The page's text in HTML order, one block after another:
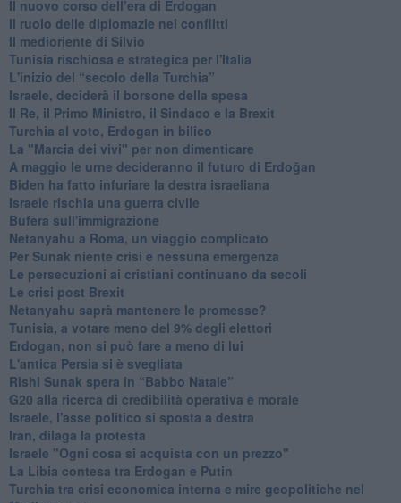
​Il nuovo corso dell’era di Erdogan
Il ruolo delle diplomazie nei conflitti
Il medioriente di Silvio
Tunisia rischiosa e strategica per l'Italia
L'inizio del “secolo della Turchia”
Israele, deciderà il borsone della spesa
Il Re, il Primo Ministro, il Sindaco e la Brexit
Turchia al voto, Erdogan in bilico
La "Marcia dei vivi" per non dimenticare
A maggio le urne decideranno il futuro di Erdoğan
Biden ha fatto infuriare la destra israeliana
Israele rischia una guerra civile
Bufera sull'immigrazione
Netanyahu a Roma, un viaggio complicato
Per Sunak niente crisi e nessuna emergenza
Le persecuzioni ai cristiani continuano da secoli
Le crisi post Brexit
Netanyahu saprà mantenere le promesse?
Tunisia, a votare meno del 9% degli elettori
Erdogan, non si può fare a meno di lui
L'antica Persia si è svegliata
Rishi Sunak spera in “Babbo Natale”
G20 alla ricerca di credibilità operativa e morale
Israele, l'asse politico si sposta a destra
Iran, dilaga la protesta
Israele "Ogni cosa si acquista con un prezzo"
La Libia contesa tra Erdogan e Putin
Turchia tra crisi economica interna e mire geopolitiche nel